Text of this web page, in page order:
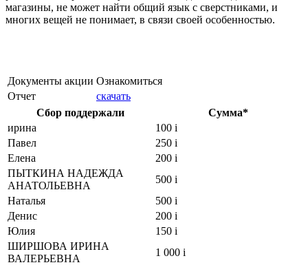
магазины, не может найти общий язык с сверстниками, и
многих вещей не понимает, в связи своей особенностью.
Документы акции Ознакомиться
Отчет
скачать
Сбор поддержали
Сумма*
ирина
100 i
Павел
250 i
Елена
200 i
ПЫТКИНА НАДЕЖДА
АНАТОЛЬЕВНА
500 i
Наталья
500 i
Денис
200 i
Юлия
150 i
ШИРШОВА ИРИНА
ВАЛЕРЬЕВНА
1 000 i